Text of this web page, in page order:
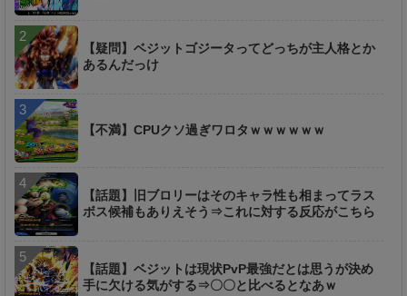
【疑問】ベジットゴジータってどっちが主人格とか
あるんだっけ
【不満】CPUクソ過ぎワロタｗｗｗｗｗｗ
【話題】旧ブロリーはそのキャラ性も相まってラス
ボス候補もありえそう⇒これに対する反応がこちら
【話題】ベジットは現状PvP最強だとは思うが決め
手に欠ける気がする⇒〇〇と比べるとなあｗ